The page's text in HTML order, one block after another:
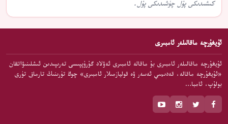
كىشىدىكى پۇل چۈشىدىكى پۇل.
ئۇيغۇرچە ماقالىلەر ئامبىرى
ئۇيغۇرچە ماقالىلەر ئامبىرى بۇ ماقالە ئامبىرى ئەۋلاد گۇرۇپپىسى تەرىپىدىن ئىشلىنىۋاتقان
«ئۇيغۇرچە ماقالە، قەدىمىي ئەسەر ۋە قوليازمىلار ئامبىرى» چوڭ تۈرىنىڭ تارماق تۈرى
بولۇپ، ئامبا…